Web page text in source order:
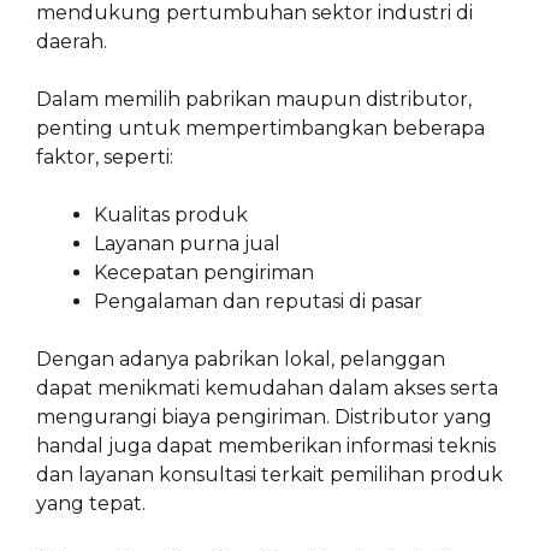
mendukung pertumbuhan sektor industri di
daerah.
Dalam memilih pabrikan maupun distributor,
penting untuk mempertimbangkan beberapa
faktor, seperti:
Kualitas produk
Layanan purna jual
Kecepatan pengiriman
Pengalaman dan reputasi di pasar
Dengan adanya pabrikan lokal, pelanggan
dapat menikmati kemudahan dalam akses serta
mengurangi biaya pengiriman. Distributor yang
handal juga dapat memberikan informasi teknis
dan layanan konsultasi terkait pemilihan produk
yang tepat.